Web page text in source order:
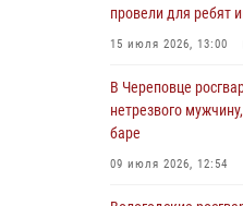
на питбайке
31 июля 2026, 06:43
В Вологде
Западного округа
боевому самбо
29 июля 2026, 13:20
провели для ребят
15 июля 2026, 13:00
В Череповце
нетрезвого
баре
09 июля 2026, 12:54